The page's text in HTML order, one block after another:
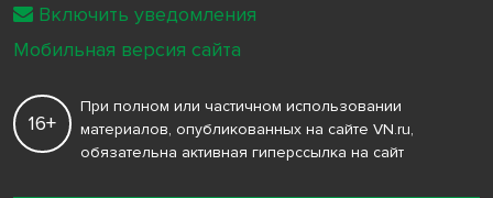
16+
При полном или частичном использовании
материалов, опубликованных на сайте VN.ru,
обязательна активная гиперссылка на сайт
Включить уведомления
Мобильная версия сайта